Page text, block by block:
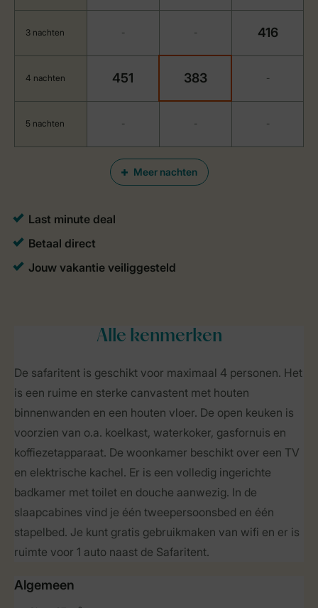
Meer nachten
3 nachten - - 416
4 nachten 451 383 -
5 nachten - - -
Alle kenmerken
De safaritent is geschikt voor maximaal 4 personen. Het
is een ruime en sterke canvastent met houten
binnenwanden en een houten vloer. De open keuken is
voorzien van o.a. koelkast, waterkoker, gasfornuis en
koffiezetapparaat. De woonkamer beschikt over een TV
en elektrische kachel. Er is een volledig ingerichte
badkamer met toilet en douche aanwezig. In de
slaapcabines vind je één tweepersoonsbed en één
stapelbed. Je kunt gratis gebruikmaken van wifi en er is
ruimte voor 1 auto naast de Safaritent.
Algemeen